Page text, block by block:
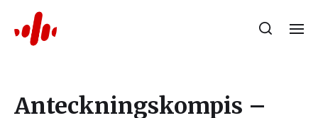
Anteckningskompis –